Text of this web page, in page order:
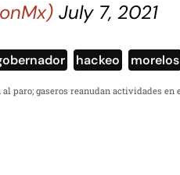
July 7, 2021
hackeo morelos